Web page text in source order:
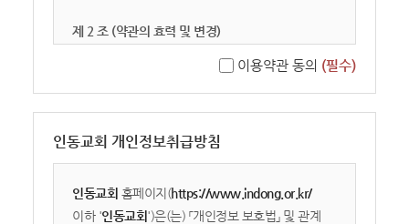
제 2 조 (약관의 효력 및 변경)
방법으로 공시함으로써 효력이 발생합니다.
서비스를 통해 공지합니다. 이용자가 변경된 약관의
효력 발생일 이후에도 서비스를 계속 이용할 경우,
약관의 변경 사항에 동의한 것으로 간주합니다.
이용약관 동의 (필수)
인동교회 개인정보취급방침
인동교회 홈페이지(https://www.indong.or.kr/
이하 '인동교회 ')은(는) 「개인정보 보호법」 및 관계